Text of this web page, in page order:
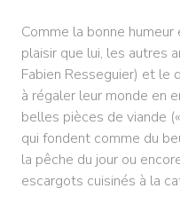
Comme la bonne
plaisir que lui, les autres
Fabien Resseguier) et
à régaler leur monde en
belles pièces de viande
qui fondent comme du
la pêche du jour ou
escargots cuisinés à la